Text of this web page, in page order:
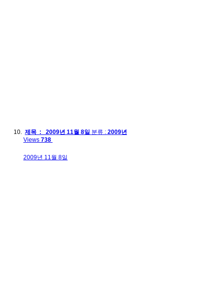
제목 : 2009년 11월 8일 분류 : 2009년
Views 738
2009년 11월 8일